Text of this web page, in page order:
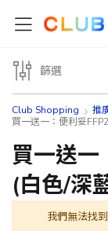
Club Shopping
推
買一送一：便利妥
買一送一
(白色/深
我們無法找
篩選